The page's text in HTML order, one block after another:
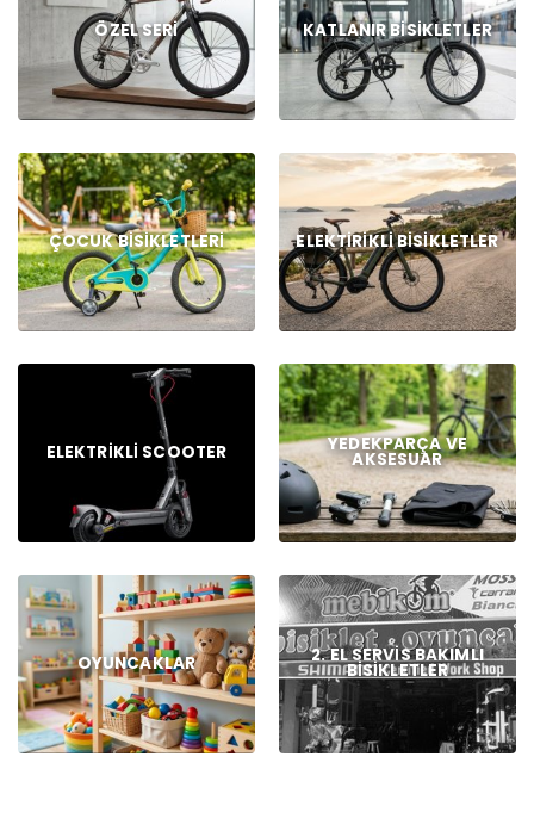
ÖZEL SERI KATLANIR BISIKLETLER
ÇOCUK BISIKLETLERI ELEKTIRIKLI BISIKLETLER
ELEKTRIKLI SCOOTER YEDEKPARÇA VE
AKSESUAR
OYUNCAKLAR 2. EL SERVIS BAKIMLI
BISIKLETLER